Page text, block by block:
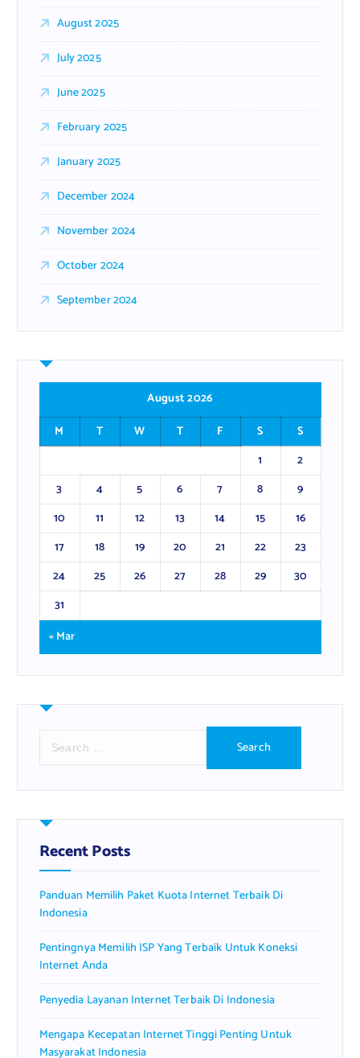
August 2025
July 2025
June 2025
February 2025
January 2025
December 2024
November 2024
October 2024
September 2024
August 2026
M
T W T F S
S
1
2
3
4 5 6 7 8
9
10
11 12 13 14 15
16
17
18 19 20 21 22
23
24
25 26 27 28 29
30
31
« Mar
r
h
f
o
:
Recent Posts
Panduan Memilih Paket Kuota Internet Terbaik Di
Indonesia
Pentingnya Memilih ISP Yang Terbaik Untuk Koneksi
Internet Anda
Penyedia Layanan Internet Terbaik Di Indonesia
Mengapa Kecepatan Internet Tinggi Penting Untuk
Masyarakat Indonesia